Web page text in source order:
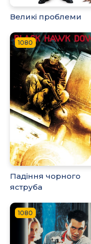
Великі проблеми
1080
Падіння чорного
яструба
1080